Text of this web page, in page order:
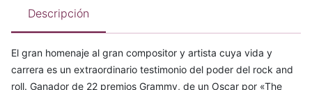
Descripción
El gran homenaje al gran compositor y artista cuya vida y
carrera es un extraordinario testimonio del poder del rock and
roll. Ganador de 22 premios Grammy, de un Oscar por «The